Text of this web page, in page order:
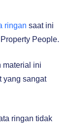
ringan saat ini
Property People.
material ini
yang sangat
ringan tidak